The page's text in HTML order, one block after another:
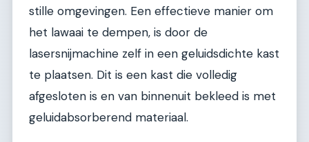
stille omgevingen. Een effectieve manier om
het lawaai te dempen, is door de
lasersnijmachine zelf in een geluidsdichte kast
te plaatsen. Dit is een kast die volledig
afgesloten is en van binnenuit bekleed is met
geluidabsorberend materiaal.